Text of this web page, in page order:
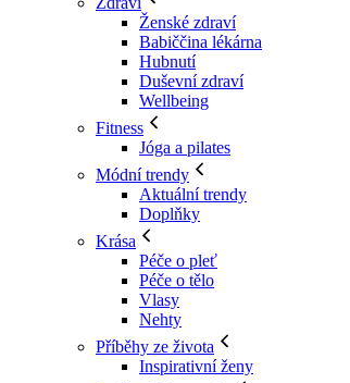
Ženské zdraví
Babiččina lékárna
Hubnutí
Duševní zdraví
Wellbeing
Fitness
Jóga a pilates
Módní trendy
Aktuální trendy
Doplňky
Krása
Péče o pleť
Péče o tělo
Vlasy
Nehty
Příběhy ze života
Inspirativní ženy